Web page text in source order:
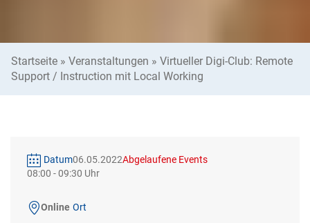
Startseite » Veranstaltungen » Virtueller Digi-Club: Remote
Support / Instruction mit Local Working
Datum06.05.2022Abgelaufene Events
08:00 -09:30
Ort
Online